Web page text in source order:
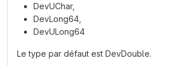
DevUChar,
DevLong64,
DevULong64
Le type par défaut est DevDouble.